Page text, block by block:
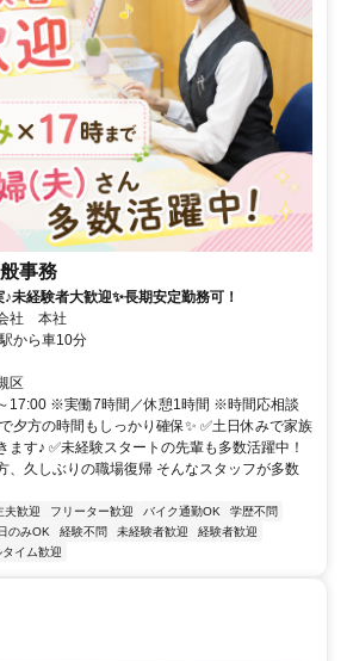
事務
未経験者大歓迎✨長期安定勤務可！
社 本社
から車10分
区
17:00 ※実働7時間／休憩1時間 ※時間応相談
夕方の時間もしっかり確保✨ ✅土日休みで家族
ます♪ ✅未経験スタートの先輩も多数活躍中！
、久しぶりの職場復帰 そんなスタッフが多数
夫歓迎 フリーター歓迎 バイク通勤OK
学歴不問
のみOK 経験不問 未経験者歓迎
経験者歓迎
タイム歓迎